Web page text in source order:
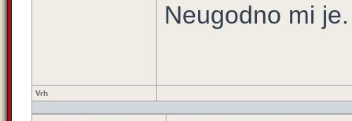
Neugodno mi
Vrh